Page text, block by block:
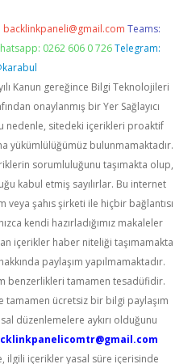
backlinkpaneli@gmail.com Teams:
0262 606 0 726 Telegram:
Kanun gereğince Bilgi Teknolojileri
onaylanmış bir Yer Sağlayıcı
nedenle, sitedeki içerikleri proaktif
yükümlülüğümüz bulunmamaktadır.
sorumluluğunu taşımakta olup,
kabul etmiş sayılırlar. Bu internet
şahıs şirketi ile hiçbir bağlantısı
kendi hazırladığımız makaleler
içerikler haber niteliği taşımamakta
paylaşım yapılmamaktadır.
benzerlikleri tamamen tesadüfidir.
tamamen ücretsiz bir bilgi paylaşım
düzenlemelere aykırı olduğunu
ilgili içerikler yasal süre içerisinde